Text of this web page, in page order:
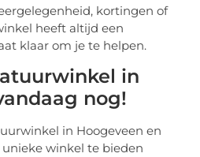
kortingen of
heeft altijd een
klaar om je te helpen.
in
nog!
in Hoogeveen en
winkel te bieden